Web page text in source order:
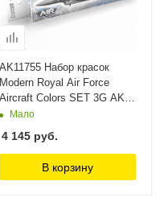
AK11755 Набор красок
Modern Royal Air Force
Aircraft Colors SET 3G AK-
Interactive
Мало
4 145 руб.
В корзину